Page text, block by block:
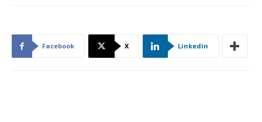
Facebook X Linkedin